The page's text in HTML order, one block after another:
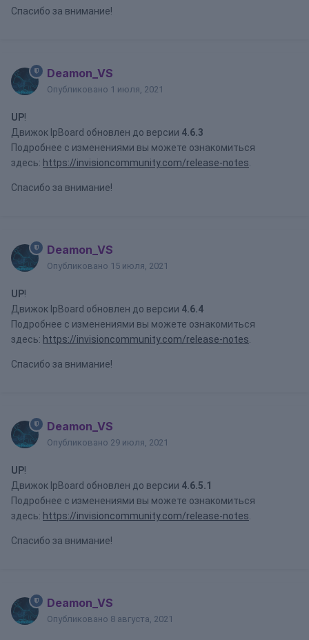
Спасибо за внимание!
Deamon_VS
Опубликовано 1 июля, 2021
UP!
Движок IpBoard обновлен до версии 4.6.3
Подробнее с изменениями вы можете ознакомиться
здесь: https://invisioncommunity.com/release-notes
Спасибо за внимание!
Deamon_VS
Опубликовано 15 июля, 2021
UP!
Движок IpBoard обновлен до версии 4.6.4
Подробнее с изменениями вы можете ознакомиться
здесь: https://invisioncommunity.com/release-notes
Спасибо за внимание!
Deamon_VS
Опубликовано 29 июля, 2021
UP!
Движок IpBoard обновлен до версии 4.6.5.1
Подробнее с изменениями вы можете ознакомиться
здесь: https://invisioncommunity.com/release-notes
Спасибо за внимание!
Deamon_VS
Опубликовано 8 августа, 2021